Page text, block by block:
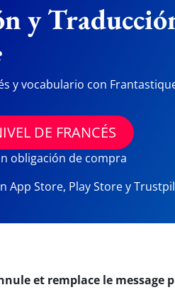
y
y vocabulario con
DE FRANCÉS
obligación de compra
App Store, Play Store y
et remplace le message